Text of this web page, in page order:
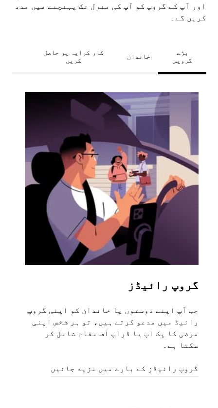
اور آپ کے گروپ کو آپ کی منزل تک پہنچنے میں مدد
کریں گے۔
بڑے
گروپس
خاندان
کار کرایہ پر حاصل
کریں
گروپ رائیڈز
جب آپ اپنے دوستوں یا خاندان کو اپنی گروپ
رائیڈ میں مدعو کرتے ہیں، تو ہر شخص اپنی
مرضی کا پک اپ یا ڈراپ آف مقام شامل کر
سکتا ہے۔
گروپ رائیڈز کے بارے میں مزید جانیں